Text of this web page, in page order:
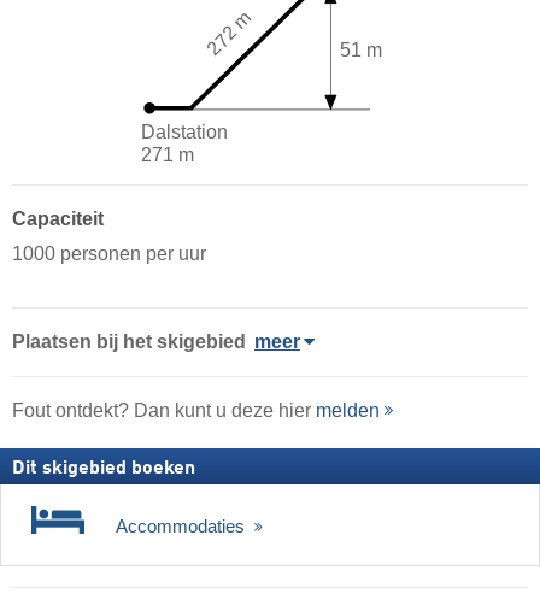
Dalstation
271 m
51 m
272 m
Capaciteit
1000 personen per uur
Plaatsen bij het skigebied meer
Fout ontdekt? Dan kunt u deze hier melden
Dit skigebied boeken
Accommodaties